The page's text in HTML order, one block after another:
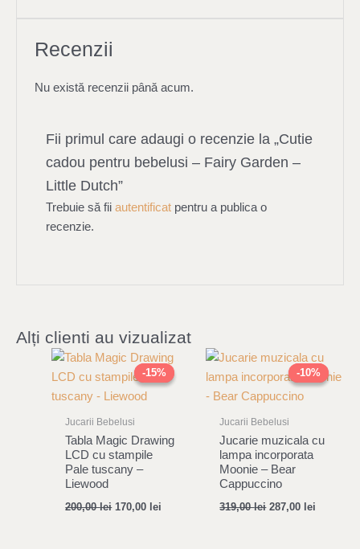
Recenzii
Nu există recenzii până acum.
Fii primul care adaugi o recenzie la „Cutie
cadou pentru bebelusi – Fairy Garden –
Little Dutch”
Trebuie să fiiautentificat pentru a publica o
recenzie.
Alți clienti au vizualizat
-15%
-15%
Jucarii Bebelusi
Tabla Magic Drawing
LCD cu stampile
Pale tuscany –
Liewood
200,00lei
Original
price
was:
200,00 lei.
170,00 lei
Current
price
is:
170,00 lei.
-10%
-10%
Jucarii Bebelusi
Jucarie muzicala cu
lampa incorporata
Moonie – Bear
Cappuccino
319,00lei
Original
price
was:
319,00 lei.
287,00 lei
Current
price
is: